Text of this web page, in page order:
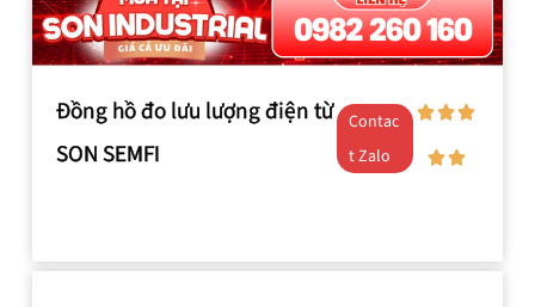
Đồng hồ đo lưu lượng điện từ
SON SEMFI
Contac
t Zalo